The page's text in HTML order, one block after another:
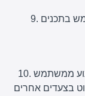
9. בחירתו של המשתמש לבצע תשלום ולהשתמש בתכנים
10. הנהלת האתר שומרת לעצמה את הזכות למנוע ממשתמש
בצעדים אחרים